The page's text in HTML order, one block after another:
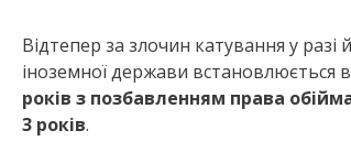
Відтепер за злочин катування у
іноземної держави встановлюється
років з позбавленням права
3 років.